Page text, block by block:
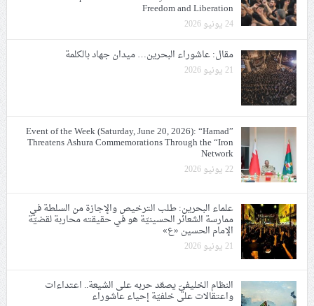
Freedom and Liberation
24 يونيو 2026
مقال: عاشوراء البحرين… ميدان جهاد بالكلمة
21 يونيو 2026
Event of the Week (Saturday, June 20, 2026): “Hamad”
Threatens Ashura Commemorations Through the “Iron
Network
22 يونيو 2026
علماء البحرين: طلب الترخيص والإجازة من السلطة في
ممارسة الشعائر الحسينيّة هو في حقيقته محاربة لقضيّة
الإمام الحسين «ع»
21 يونيو 2026
النظام الخليفيّ يصعّد حربه على الشيعة.. اعتداءات
واعتقالات على خلفيّة إحياء عاشوراء